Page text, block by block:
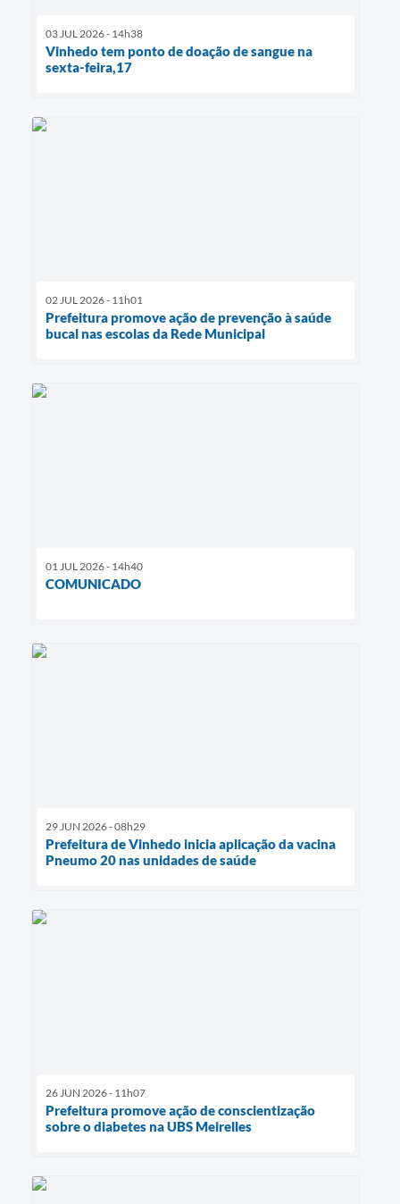
03 JUL 2026 - 14h38
Vinhedo tem ponto de doação de sangue na
sexta-feira,17
02 JUL 2026 - 11h01
Prefeitura promove ação de prevenção à saúde
bucal nas escolas da Rede Municipal
01 JUL 2026 - 14h40
COMUNICADO
29 JUN 2026 - 08h29
Prefeitura de Vinhedo inicia aplicação da vacina
Pneumo 20 nas unidades de saúde
26 JUN 2026 - 11h07
Prefeitura promove ação de conscientização
sobre o diabetes na UBS Meirelles